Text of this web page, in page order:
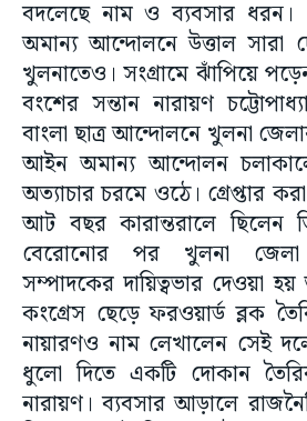
বদলেছে নাম ও ব্যবসার
অমান্য আন্দোলনে উত্তাল
খুলনাতেও। সংগ্রামে ঝাঁপিয়ে
বংশের সন্তান নারায়ণ
বাংলা ছাত্র আন্দোলনে খুলনা
আইন অমান্য আন্দোলন
অত্যাচার চরমে ওঠে। গ্রেপ্তার
আট বছর কারান্তরালে
বেরোনোর পর খুলনা জেলা
সম্পাদকের দায়িত্বভার দেওয়া
কংগ্রেস ছেড়ে ফরওয়ার্ড ব্লক
নায়ারণও নাম লেখালেন সেই
ধুলো দিতে একটি দোকান
নারায়ণ। ব্যবসার আড়ালে